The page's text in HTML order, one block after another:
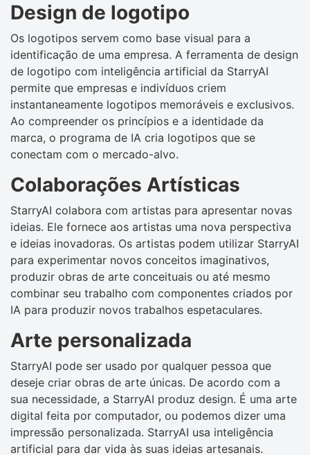
Design de logotipo
Os logotipos servem como base visual para a
identificação de uma empresa. A ferramenta de design
de logotipo com inteligência artificial da StarryAI
permite que empresas e indivíduos criem
instantaneamente logotipos memoráveis ​​e exclusivos.
Ao compreender os princípios e a identidade da
marca, o programa de IA cria logotipos que se
conectam com o mercado-alvo.
Colaborações Artísticas
StarryAI colabora com artistas para apresentar novas
ideias. Ele fornece aos artistas uma nova perspectiva
e ideias inovadoras. Os artistas podem utilizar StarryAI
para experimentar novos conceitos imaginativos,
produzir obras de arte conceituais ou até mesmo
combinar seu trabalho com componentes criados por
IA para produzir novos trabalhos espetaculares.
Arte personalizada
StarryAI pode ser usado por qualquer pessoa que
deseje criar obras de arte únicas. De acordo com a
sua necessidade, a StarryAI produz design. É uma arte
digital feita por computador, ou podemos dizer uma
impressão personalizada. StarryAI usa inteligência
artificial para dar vida às suas ideias artesanais.